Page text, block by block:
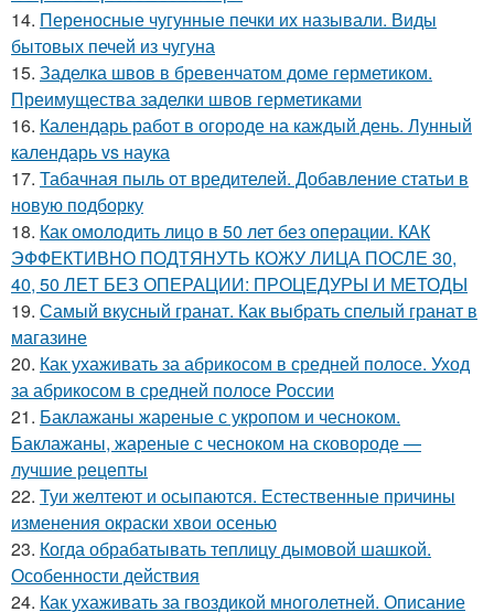
14. Переносные чугунные печки их называли. Виды
бытовых печей из чугуна
15. Заделка швов в бревенчатом доме герметиком.
Преимущества заделки швов герметиками
16. Календарь работ в огороде на каждый день. Лунный
календарь vs наука
17. Табачная пыль от вредителей. Добавление статьи в
новую подборку
18. Как омолодить лицо в 50 лет без операции. КАК
ЭФФЕКТИВНО ПОДТЯНУТЬ КОЖУ ЛИЦА ПОСЛЕ 30,
40, 50 ЛЕТ БЕЗ ОПЕРАЦИИ: ПРОЦЕДУРЫ И МЕТОДЫ
19. Самый вкусный гранат. Как выбрать спелый гранат в
магазине
20. Как ухаживать за абрикосом в средней полосе. Уход
за абрикосом в средней полосе России
21. Баклажаны жареные с укропом и чесноком.
Баклажаны, жареные с чесноком на сковороде —
лучшие рецепты
22. Туи желтеют и осыпаются. Естественные причины
изменения окраски хвои осенью
23. Когда обрабатывать теплицу дымовой шашкой.
Особенности действия
24. Как ухаживать за гвоздикой многолетней. Описание